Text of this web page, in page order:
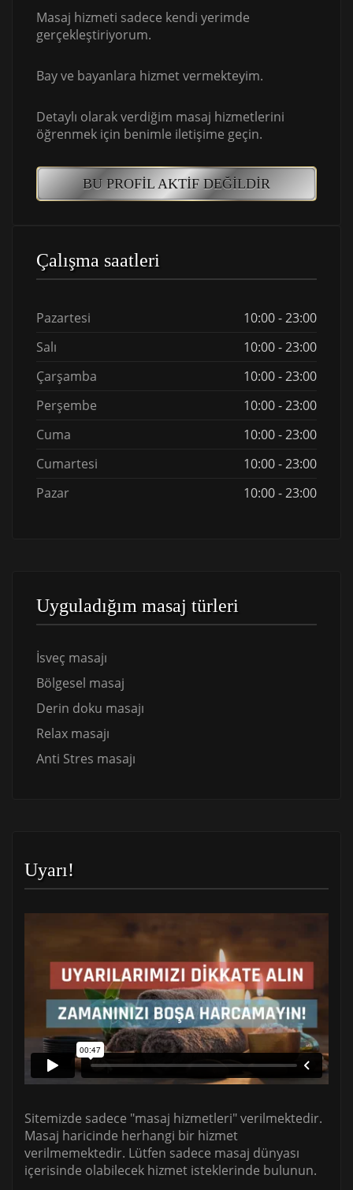
Masaj hizmeti sadece kendi yerimde
gerçekleştiriyorum.
Bay ve bayanlara hizmet vermekteyim.
Detaylı olarak verdiğim masaj hizmetlerini
öğrenmek için benimle iletişime geçin.
BU PROFIL AKTIF DEĞILDIR
Çalışma saatleri
Pazartesi
10:00 - 23:00
Salı
10:00 - 23:00
Çarşamba
10:00 - 23:00
Perşembe
10:00 - 23:00
Cuma
10:00 - 23:00
Cumartesi
10:00 - 23:00
Pazar
10:00 - 23:00
Uyguladığım masaj türleri
İsveç masajı
Bölgesel masaj
Derin doku masajı
Relax masajı
Anti Stres masajı
Uyarı!
Sitemizde sadece "masaj hizmetleri" verilmektedir.
Masaj haricinde herhangi bir hizmet
verilmemektedir. Lütfen sadece masaj dünyası
içerisinde olabilecek hizmet isteklerinde bulunun.